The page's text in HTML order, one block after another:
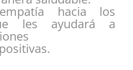
hacia los
les ayudará a